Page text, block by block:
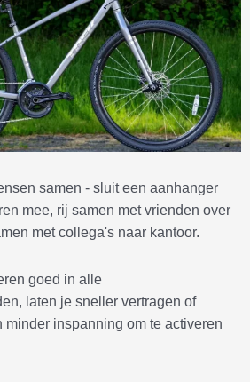
samen - sluit een aanhanger
mee, rij samen met vrienden over
met collega's naar kantoor.
goed in alle
laten je sneller vertragen of
minder inspanning om te activeren